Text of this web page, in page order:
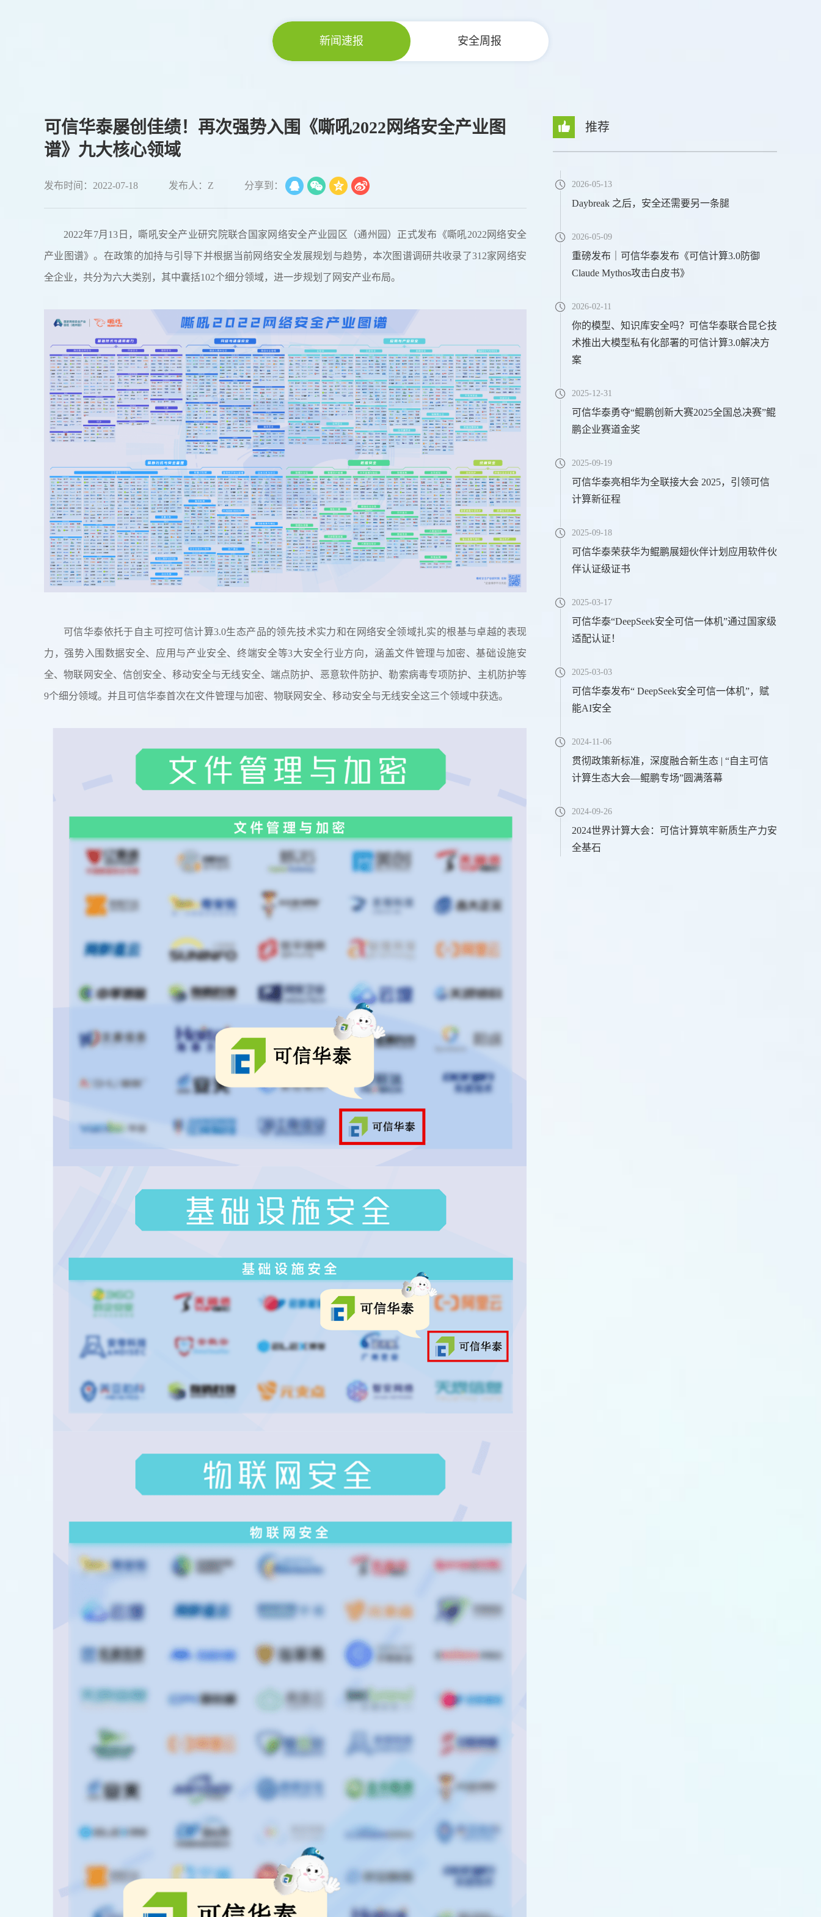
新闻速报 安全周报
可信华泰屡创佳绩！再次强势入围《嘶吼2022网络安全产业图
谱》九大核心领域
发布时间：2022-07-18 发布人：Z 分享到：
2022年7月13日，嘶吼安全产业研究院联合国家网络安全产业园区（通州园）正式发布《嘶吼2022网络安全
产业图谱》。在政策的加持与引导下并根据当前网络安全发展规划与趋势，本次图谱调研共收录了312家网络安
全企业，共分为六大类别，其中囊括102个细分领域，进一步规划了网安产业布局。
可信华泰依托于自主可控可信计算3.0生态产品的领先技术实力和在网络安全领域扎实的根基与卓越的表现
力，强势入围数据安全、应用与产业安全、终端安全等3大安全行业方向，涵盖文件管理与加密、基础设施安
全、物联网安全、信创安全、移动安全与无线安全、端点防护、恶意软件防护、勒索病毒专项防护、主机防护等
9个细分领域。并且可信华泰首次在文件管理与加密、物联网安全、移动安全与无线安全这三个领域中获选。
推荐
2026-05-13
Daybreak 之后，安全还需要另一条腿
2026-05-09
重磅发布｜可信华泰发布《可信计算3.0防御
Claude Mythos攻击白皮书》
2026-02-11
你的模型、知识库安全吗？可信华泰联合昆仑技
术推出大模型私有化部署的可信计算3.0解决方
案
2025-12-31
可信华泰勇夺“鲲鹏创新大赛2025全国总决赛”鲲
鹏企业赛道金奖
2025-09-19
可信华泰亮相华为全联接大会 2025，引领可信
计算新征程
2025-09-18
可信华泰荣获华为鲲鹏展翅伙伴计划应用软件伙
伴认证级证书
2025-03-17
可信华泰“DeepSeek安全可信一体机”通过国家级
适配认证！
2025-03-03
可信华泰发布“ DeepSeek安全可信一体机”，赋
能AI安全
2024-11-06
贯彻政策新标准，深度融合新生态 | “自主可信
计算生态大会—鲲鹏专场”圆满落幕
2024-09-26
2024世界计算大会：可信计算筑牢新质生产力安
全基石